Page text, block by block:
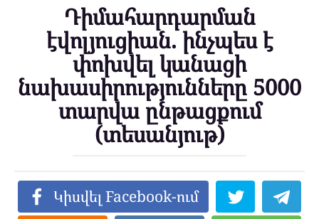
Դիմահարդարման
էվոլյուցիան. ինչպես է
փոխվել կանացի
նախասիրությունները 5000
տարվա ընթացքում
(տեսանյութ)
Կիսվել Facebook-ում